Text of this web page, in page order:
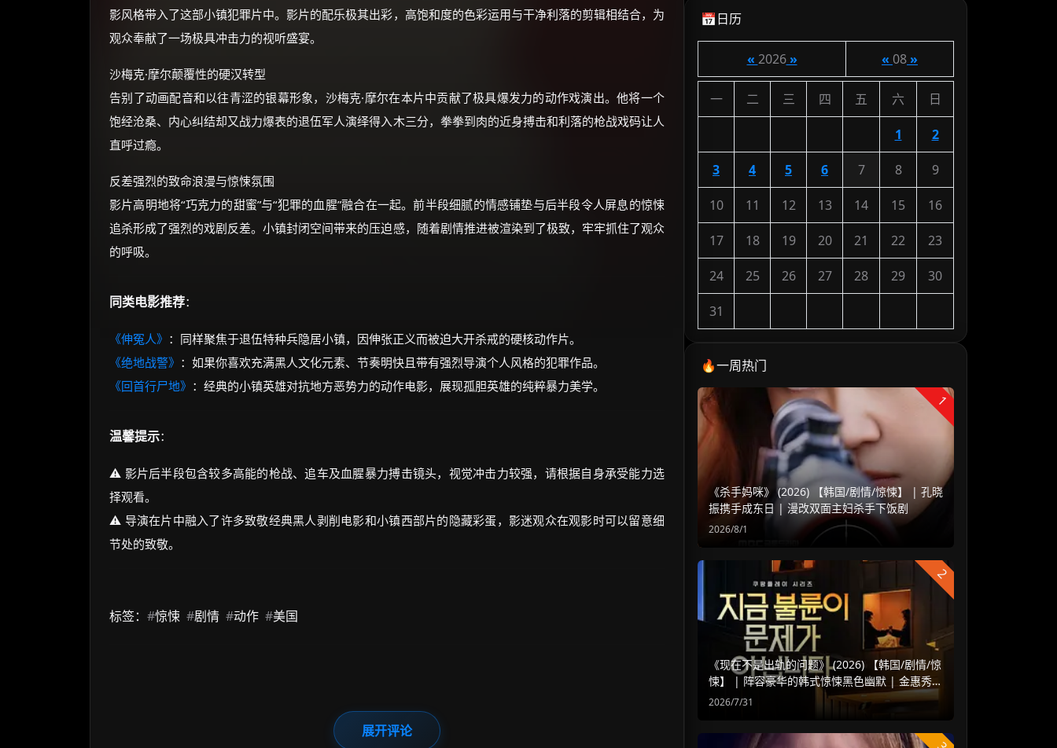
影风格带入了这部小镇犯罪片中。影片的配乐极其出彩，高饱和度的色彩运用与干净利落的剪辑相结合，为
观众奉献了一场极具冲击力的视听盛宴。
沙梅克·摩尔颠覆性的硬汉转型
告别了动画配音和以往青涩的银幕形象，沙梅克·摩尔在本片中贡献了极具爆发力的动作戏演出。他将一个
饱经沧桑、内心纠结却又战力爆表的退伍军人演绎得入木三分，拳拳到肉的近身搏击和利落的枪战戏码让人
直呼过瘾。
反差强烈的致命浪漫与惊悚氛围
影片高明地将“巧克力的甜蜜”与“犯罪的血腥”融合在一起。前半段细腻的情感铺垫与后半段令人屏息的惊悚
追杀形成了强烈的戏剧反差。小镇封闭空间带来的压迫感，随着剧情推进被渲染到了极致，牢牢抓住了观众
的呼吸。
同类电影推荐：
《伸冤人》 ：同样聚焦于退伍特种兵隐居小镇，因伸张正义而被迫大开杀戒的硬核动作片。
《绝地战警》 ：如果你喜欢充满黑人文化元素、节奏明快且带有强烈导演个人风格的犯罪作品。
《回首行尸地》 ：经典的小镇英雄对抗地方恶势力的动作电影，展现孤胆英雄的纯粹暴力美学。
温馨提示：
⚠️ 影片后半段包含较多高能的枪战、追车及血腥暴力搏击镜头，视觉冲击力较强，请根据自身承受能力选
择观看。
⚠️ 导演在片中融入了许多致敬经典黑人剥削电影和小镇西部片的隐藏彩蛋，影迷观众在观影时可以留意细
节处的致敬。
标签： #惊悚 #剧情 #动作 #美国
展开评论
📅日历
« 2026» « 08»
一 二 三 四 五 六 日
1 2
3 4 5 6 7 8 9
10 11 12 13 14 15 16
17 18 19 20 21 22 23
24 25 26 27 28 29 30
31
🔥一周热门
1
《杀手妈咪》 (2026) 【韩国/剧情/惊悚】 | 孔晓
振携手成东日 | 漫改双面主妇杀手下饭剧
2026/8/1
2
《现在不是出轨的问题》 (2026) 【韩国/剧情/惊
悚】 | 阵容豪华的韩式惊悚黑色幽默 | 金惠秀 x
赵汝贞强强联手
2026/7/31